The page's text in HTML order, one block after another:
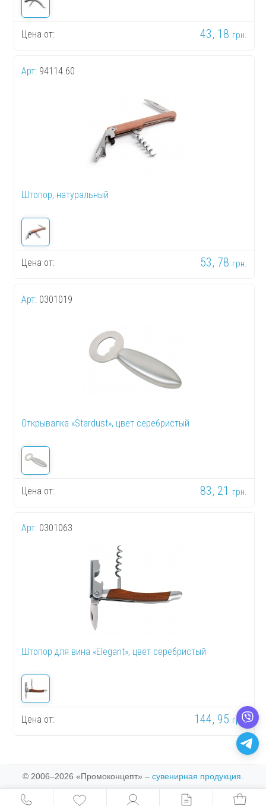
Цена от: 43, 18 грн.
Арт: 94114.60
Штопор, натуральный
Цена от: 53, 78 грн.
Арт: 0301019
Открывалка «Stardust», цвет серебристый
Цена от: 83, 21 грн.
Арт: 0301063
Штопор для вина «Elegant», цвет серебристый
Цена от: 144, 95 грн.
© 2006–2026 «Промоконцепт» – сувенирная продукция